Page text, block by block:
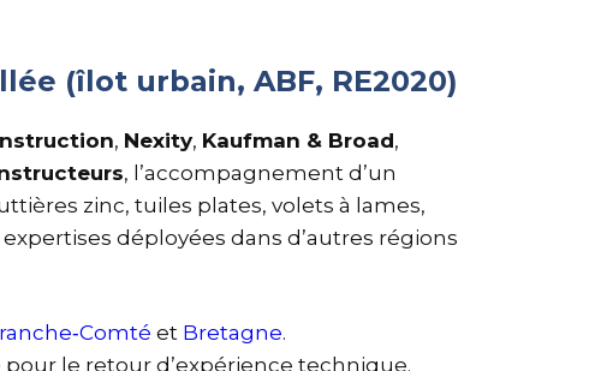
(îlot urbain, ABF, RE2020)
, Nexity, Kaufman & Broad,
, l’accompagnement d’un
zinc, tuiles plates, volets à lames,
déployées dans d’autres régions
et Bretagne.
pour le retour d’expérience technique.